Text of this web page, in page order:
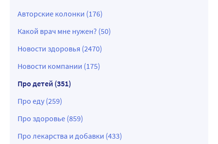
Авторские колонки (176)
Какой врач мне нужен? (50)
Новости здоровья (2470)
Новости компании (175)
Про детей (351)
Про еду (259)
Про здоровье (859)
Про лекарства и добавки (433)